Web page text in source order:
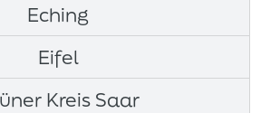
Eching
Eifel
Kreis Saar